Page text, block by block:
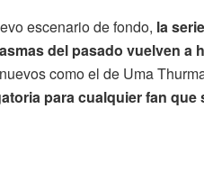
escenario de fondo, la
del pasado vuelven a
como el de Uma
para cualquier fan que